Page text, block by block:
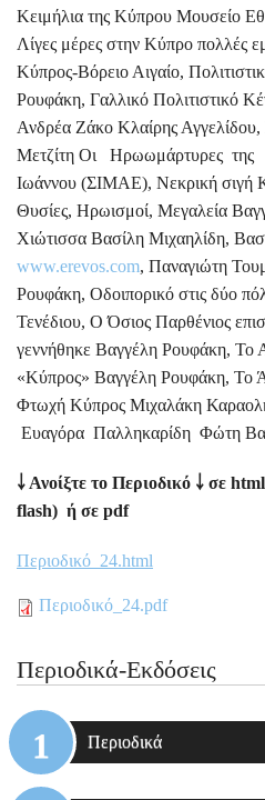
Κειμήλια της Κύπρου Μουσείο
Λίγες μέρες στην Κύπρο πολλές
Κύπρος-Βόρειο Αιγαίο,
Ρουφάκη, Γαλλικό Πολιτιστικό
Ανδρέα Ζάκο Κλαίρης Αγγελίδου,
Μετζίτη Οι Ηρωωμάρτυρες της
Ιωάννου (ΣΙΜΑΕ), Νεκρική σιγή
Θυσίες, Ηρωισμοί, Μεγαλεία
Χιώτισσα Βασίλη Μιχαηλίδη,
www.erevos.com, Παναγιώτη
Ρουφάκη, Οδοιπορικό στις δύο
Τενέδιου, Ο Όσιος Παρθένιος
γεννήθηκε Βαγγέλη Ρουφάκη, Το
«Κύπρος» Βαγγέλη Ρουφάκη,
Φτωχή Κύπρος Μιχαλάκη
Ευαγόρα Παλληκαρίδη Φώτη
￬ Ανοίξτε το Περιοδικό ￬ σε html
flash) ή σε pdf
Περιοδικό_24.html
Περιοδικό_24.pdf
Περιοδικά-Εκδόσεις
Περιοδικά